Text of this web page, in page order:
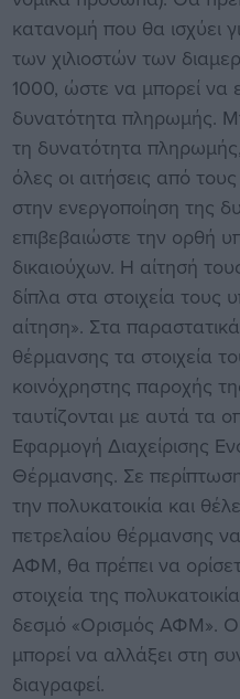
κατανομή που θα ισχύει
των χιλιοστών των
1000, ώστε να μπορεί να
δυνατότητα πληρωμής.
τη δυνατότητα
όλες οι αιτήσεις από
στην ενεργοποίηση της
επιβεβαιώστε την ορθή
δικαιούχων. Η αίτησή
δίπλα στα στοιχεία τους
αίτηση». Στα
θέρμανσης τα στοιχεία
κοινόχρηστης παροχής
ταυτίζονται με αυτά τα
Εφαρμογή Διαχείρισης
Θέρμανσης. Σε
την πολυκατοικία και
πετρελαίου θέρμανσης
ΑΦΜ, θα πρέπει να
στοιχεία της
δεσμό «Ορισμός ΑΦΜ».
μπορεί να αλλάξει στη
διαγραφεί.